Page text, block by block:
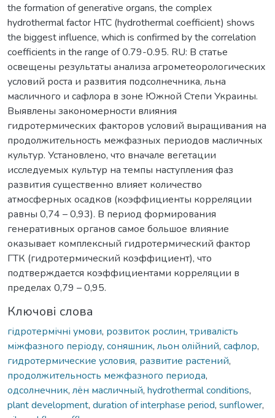
the formation of generative organs, the complex
hydrothermal factor HTC (hydrothermal coefficient) shows
the biggest influence, which is confirmed by the correlation
coefficients in the range of 0.79-0.95. RU: В статье
освещены результаты анализа агрометеорологических
условий роста и развития подсолнечника, льна
масличного и сафлора в зоне Южной Степи Украины.
Выявлены закономерности влияния
гидротермических факторов условий выращивания на
продолжительность межфазных периодов масличных
культур. Установлено, что вначале вегетации
исследуемых культур на темпы наступления фаз
развития существенно влияет количество
атмосферных осадков (коэффициенты корреляции
равны 0,74 – 0,93). В период формирования
генеративных органов самое большое влияние
оказывает комплексный гидротермический фактор
ГТК (гидротермический коэффициент), что
подтверждается коэффициентами корреляции в
пределах 0,79 – 0,95.
Ключові слова
гідротермічні умови, розвиток рослин, тривалість
міжфазного періоду, соняшник, льон олійний, сафлор,
гидротермические условия, развитие растений,
продолжительность межфазного периода,
одсолнечник, лён масличный, hydrothermal conditions,
plant development, duration of interphase period, sunflower,